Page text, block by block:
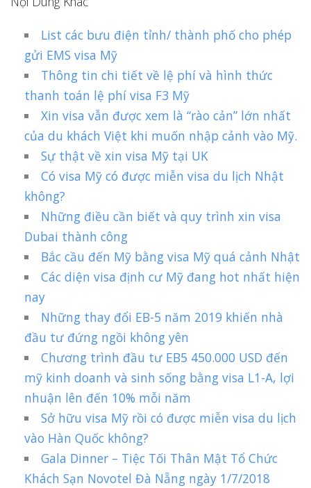
List các bưu điện tỉnh/ thành phố cho phép
gửi EMS visa Mỹ
Thông tin chi tiết về lệ phí và hình thức
thanh toán lệ phí visa F3 Mỹ
Xin visa vẫn được xem là “rào cản” lớn nhất
của du khách Việt khi muốn nhập cảnh vào Mỹ.
Sự thật về xin visa Mỹ tại UK
Có visa Mỹ có được miễn visa du lịch Nhật
không?
Những điều cần biết và quy trình xin visa
Dubai thành công
Bắc cầu đến Mỹ bằng visa Mỹ quá cảnh Nhật
Các diện visa định cư Mỹ đang hot nhất hiện
nay
Những thay đổi EB-5 năm 2019 khiến nhà
đầu tư đứng ngồi không yên
Chương trình đầu tư EB5 450.000 USD đến
mỹ kinh doanh và sinh sống bằng visa L1-A, lợi
nhuận lên đến 10% mỗi năm
Sở hữu visa Mỹ rồi có được miễn visa du lịch
vào Hàn Quốc không?
Gala Dinner – Tiệc Tối Thân Mật Tổ Chức
Khách Sạn Novotel Đà Nẵng ngày 1/7/2018